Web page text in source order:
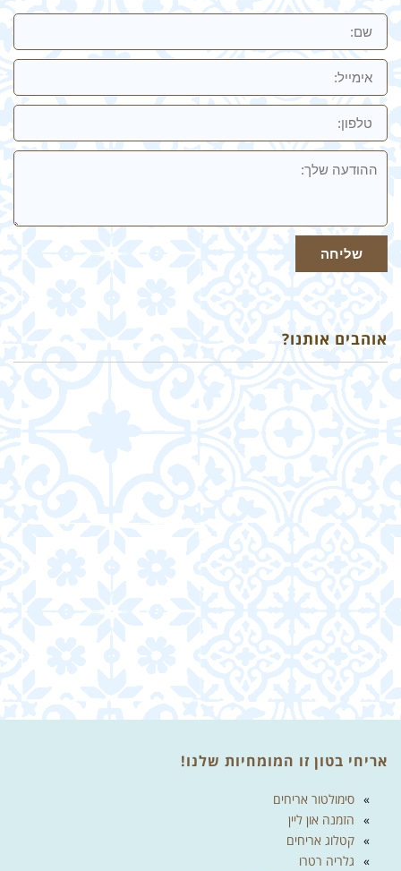
שם
אימייל
טלפון:
ההודעה
שלך
שליחה
אוהבים אותנו?
אריחי בטון זו המומחיות שלנו!
סימולטור אריחים
הזמנה און ליין
קטלוג אריחים
גלריה רטרו